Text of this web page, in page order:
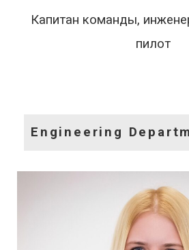
Капитан команды,
пилот
Engineering